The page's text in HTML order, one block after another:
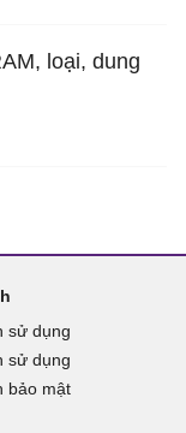
loại, dung
sử dụng
sử dụng
bảo mật